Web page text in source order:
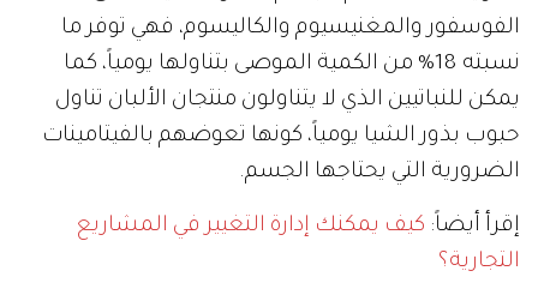
الفوسفور والمغنيسيوم والكاليسوم، فهي توفر ما
نسبته 18% من الكمية الموصى بتناولها يومياً، كما
يمكن للنباتيين الذي لا يتناولون منتجان الألبان تناول
حبوب بذور الشيا يومياً، كونها تعوضهم بالفيتامينات
الضرورية التي يحتاجها الجسم.
إقرأ أيضاً: كيف يمكنك إدارة التغيير في المشاريع
التجارية؟